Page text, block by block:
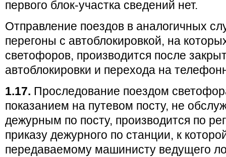
первого блок-участка сведений нет.
Отправление поездов в аналогичных
перегоны с автоблокировкой, на
светофоров, производится после
автоблокировки и перехода на
1.17. Проследование поездом
показанием на путевом посту, не
дежурным по посту, производится по
приказу дежурного по станции, к
передаваемому машинисту ведущего